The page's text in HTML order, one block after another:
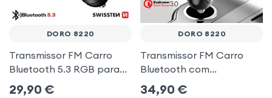
DORO 8220
Transmissor FM Carro
Bluetooth 5.3 RGB para
Doro 8220
29,90 €
DORO 8220
Transmissor FM Carro
Bluetooth com
carregamento duplo de
34,90 €